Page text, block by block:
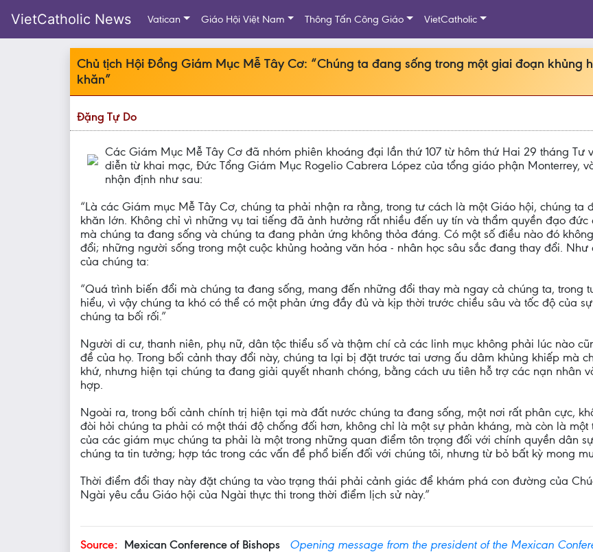
VietCatholic News Vatican Giáo Hội Việt Nam Thông Tấn Công Giáo VietCatholic
Chủ tịch Hội Đồng Giám Mục Mễ Tây Cơ: “Chúng ta đang sống trong một giai đoạn khủng
khăn”
Đặng Tự Do
Các Giám Mục Mễ Tây Cơ đã nhóm phiên khoáng đại lần thứ 107 từ hôm thứ Hai 29 tháng Tư
diễn từ khai mạc, Đức Tổng Giám Mục Rogelio Cabrera López của tổng giáo phận Monterrey,
nhận định như sau:
“Là các Giám mục Mễ Tây Cơ, chúng ta phải nhận ra rằng, trong tư cách là một Giáo hội, chúng
khăn lớn. Không chỉ vì những vụ tai tiếng đã ảnh hưởng rất nhiều đến uy tín và thẩm quyền đạo
mà chúng ta đang sống và chúng ta đang phản ứng không thỏa đáng. Có một số điều nào đó
đổi; những người sống trong một cuộc khủng hoảng văn hóa - nhân học sâu sắc đang thay đổi.
của chúng ta:
“Quá trình biến đổi mà chúng ta đang sống, mang đến những đổi thay mà ngay cả chúng ta, trong
hiểu, vì vậy chúng ta khó có thể có một phản ứng đầy đủ và kịp thời trước chiều sâu và tốc độ của
chúng ta bối rối.”
Người di cư, thanh niên, phụ nữ, dân tộc thiểu số và thậm chí cả các linh mục không phải lúc nào
đề của họ. Trong bối cảnh thay đổi này, chúng ta lại bị đặt trước tai ương ấu dâm khủng khiếp mà
khứ, nhưng hiện tại chúng ta đang giải quyết nhanh chóng, bằng cách ưu tiên hỗ trợ các nạn nhân
hợp.
Ngoài ra, trong bối cảnh chính trị hiện tại mà đất nước chúng ta đang sống, một nơi rất phân cực,
đòi hỏi chúng ta phải có một thái độ chống đối hơn, không chỉ là một sự phản kháng, mà còn là
của các giám mục chúng ta phải là một trong những quan điểm tôn trọng đối với chính quyền dân
chúng ta tin tưởng; hợp tác trong các vấn đề phổ biến đối với chúng tôi, nhưng từ bỏ bất kỳ mong
Thời điểm đổi thay này đặt chúng ta vào trạng thái phải cảnh giác để khám phá con đường của
Ngài yêu cầu Giáo hội của Ngài thực thi trong thời điểm lịch sử này.”
Source: Mexican Conference of Bishops Opening message from the president of the Mexican